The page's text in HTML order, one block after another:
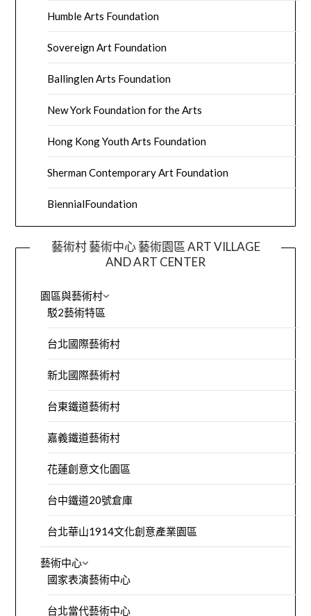
Humble Arts Foundation
Sovereign Art Foundation
Ballinglen Arts Foundation
New York Foundation for the Arts
Hong Kong Youth Arts Foundation
Sherman Contemporary Art Foundation
BiennialFoundation
藝術村 藝術中心 藝術園區 ART VILLAGE
AND ART CENTER
園區與藝術村
駁2藝術特區
台北國際藝術村
新北國際藝術村
台東鐵道藝術村
嘉義鐵道藝術村
花蓮創意文化園區
台中鐵道20號倉庫
台北華山1914文化創意產業園區
藝術中心
國家表演藝術中心
台北當代藝術中心